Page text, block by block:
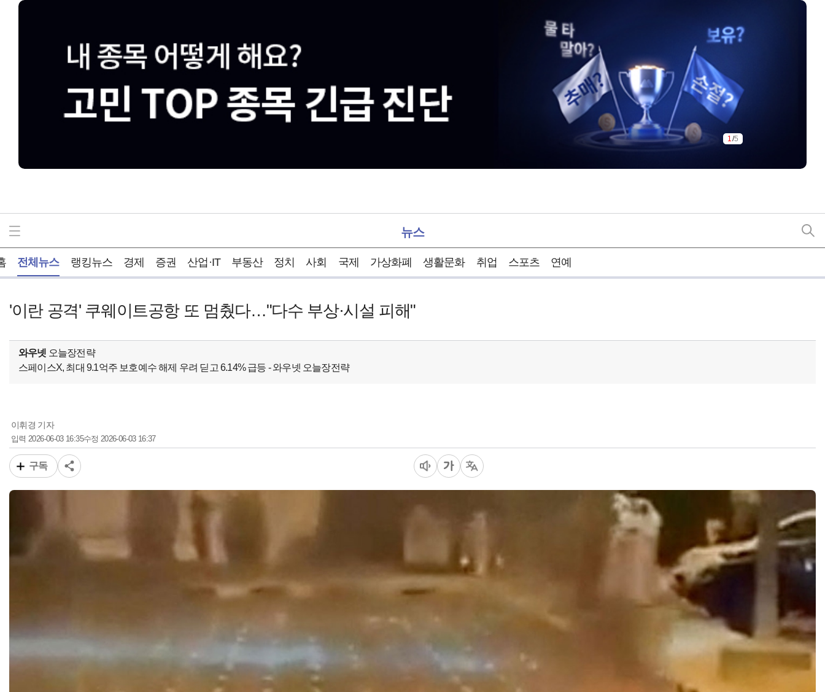
1/5
뉴스
전체뉴스 랭킹뉴스 경제 증권 산업·IT 부동산 정치 사회 국제 가상화폐 생활문화 취업 스포츠 연예
'이란 공격' 쿠웨이트공항 또 멈췄다…"다수 부상·시설 피해"
와우넷 오늘장전략
스페이스X, 최대 9.1억주 보호예수 해제 우려 딛고 6.14% 급등 - 와우넷 오늘장전략
이휘경 기자
입력2026-06-03 16:35수정 2026-06-03 16:37
구독